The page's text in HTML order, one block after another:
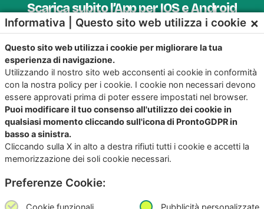
Scarica subito l’App per IOS e Android
Provala, è Gratis!
Copyright©2026Giunko srl | All Rights Reserved |
Informativa | Questo sito web utilizza i cookie ×
Questo sito web utilizza i cookie per migliorare la tua
esperienza di navigazione.
Utilizzando il nostro sito web acconsenti ai cookie in conformità
con la nostra policy per i cookie. I cookie non necessari devono
essere approvati prima di poter essere impostati nel browser.
Puoi modificare il tuo consenso all'utilizzo dei cookie in
qualsiasi momento cliccando sull'icona di ProntoGDPR in
basso a sinistra.
Cliccando sulla X in alto a destra rifiuti tutti i cookie e accetti la
memorizzazione dei soli cookie necessari.
Preferenze Cookie:
Cookie funzionali Pubblicità personalizzate